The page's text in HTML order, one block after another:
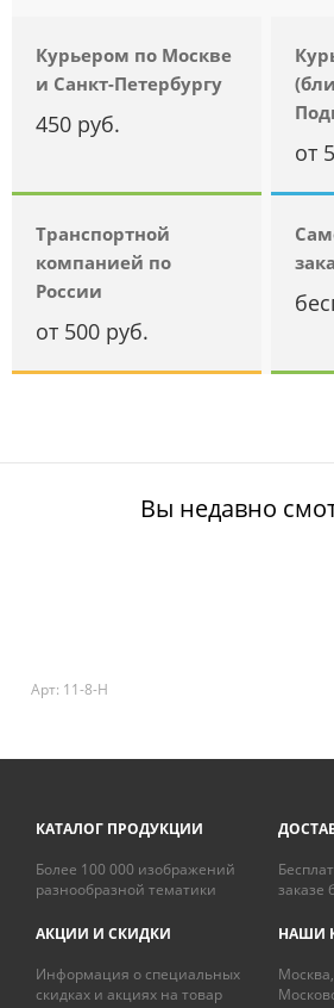
Курьером по Москве
и Санкт-Петербургу
450 руб.
от
Транспортной
компанией по
России
от 500 руб.
Вы недавно
Арт: 11-8-H
КАТАЛОГ ПРОДУКЦИИ
Более 100 000 изображений
разнообразной тематики
заказе
АКЦИИ И СКИДКИ
Информация о специальных
скидках и акциях на товар
НАШИ